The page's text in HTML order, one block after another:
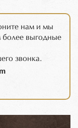
нам и мы
выгодные
звонка.